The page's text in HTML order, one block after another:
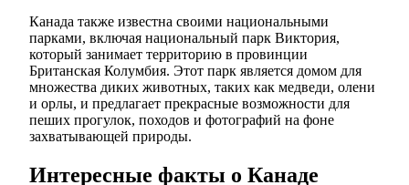
Канада также известна своими национальными
парками, включая национальный парк Виктория,
который занимает территорию в провинции
Британская Колумбия. Этот парк является домом для
множества диких животных, таких как медведи, олени
и орлы, и предлагает прекрасные возможности для
пеших прогулок, походов и фотографий на фоне
захватывающей природы.
Интересные факты о Канаде